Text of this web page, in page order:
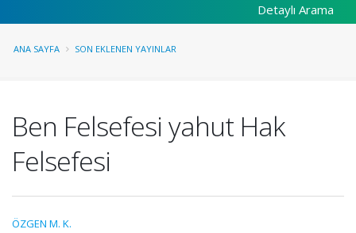
Detaylı Arama
ANA SAYFA SON EKLENEN YAYINLAR
Ben Felsefesi yahut Hak
Felsefesi
ÖZGEN M. K.